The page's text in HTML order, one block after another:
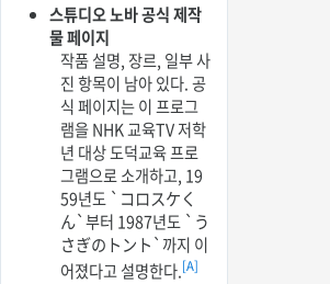
스튜디오 노바 공식 제작
물 페이지
작품 설명, 장르, 일부 사
진 항목이 남아 있다. 공
식 페이지는 이 프로그
램을 NHK 교육TV 저학
년 대상 도덕교육 프로
그램으로 소개하고, 19
59년도 `コロスケく
ん`부터 1987년도 `う
さぎのトント`까지 이
어졌다고 설명한다.[A]